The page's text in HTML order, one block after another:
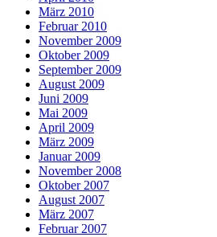
März 2010
Februar 2010
November 2009
Oktober 2009
September 2009
August 2009
Juni 2009
Mai 2009
April 2009
März 2009
Januar 2009
November 2008
Oktober 2007
August 2007
März 2007
Februar 2007